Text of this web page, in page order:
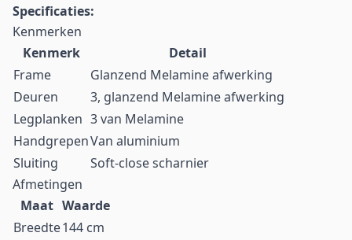
Specificaties:
Kenmerken
Kenmerk
Detail
Frame
Glanzend Melamine afwerking
Deuren
3, glanzend Melamine afwerking
Legplanken 3 van Melamine
HandgrepenVan aluminium
Sluiting
Soft-close scharnier
Afmetingen
Maat Waarde
Breedte144 cm